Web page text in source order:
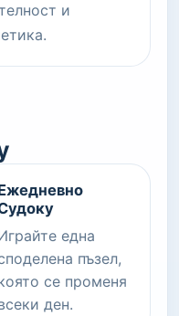
и
една
пъзел,
се променя
ден.